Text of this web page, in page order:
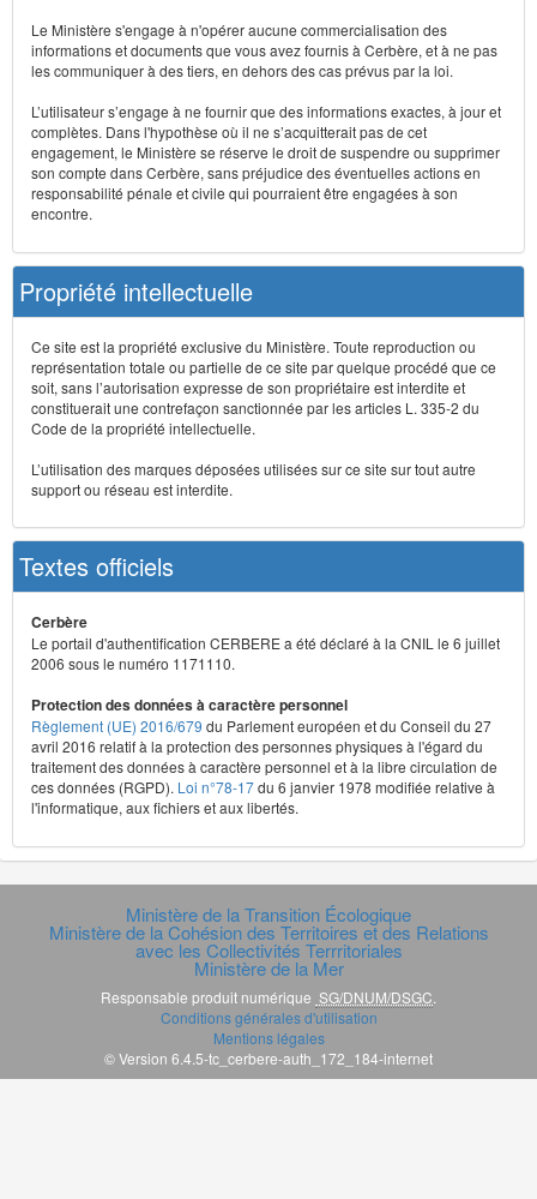
Le Ministère s'engage à n'opérer aucune commercialisation des
informations et documents que vous avez fournis à Cerbère, et à ne pas
les communiquer à des tiers, en dehors des cas prévus par la loi.
L’utilisateur s’engage à ne fournir que des informations exactes, à jour et
complètes. Dans l'hypothèse où il ne s’acquitterait pas de cet
engagement, le Ministère se réserve le droit de suspendre ou supprimer
son compte dans Cerbère, sans préjudice des éventuelles actions en
responsabilité pénale et civile qui pourraient être engagées à son
encontre.
Propriété intellectuelle
Ce site est la propriété exclusive du Ministère. Toute reproduction ou
représentation totale ou partielle de ce site par quelque procédé que ce
soit, sans l’autorisation expresse de son propriétaire est interdite et
constituerait une contrefaçon sanctionnée par les articles L. 335-2 du
Code de la propriété intellectuelle.
L’utilisation des marques déposées utilisées sur ce site sur tout autre
support ou réseau est interdite.
Textes officiels
Cerbère
Le portail d'authentification CERBERE a été déclaré à la CNIL le 6 juillet
2006 sous le numéro 1171110.
Protection des données à caractère personnel
Règlement (UE) 2016/679 du Parlement européen et du Conseil du 27
avril 2016 relatif à la protection des personnes physiques à l'égard du
traitement des données à caractère personnel et à la libre circulation de
ces données (RGPD). Loi n°78-17du 6 janvier 1978 modifiée relative à
l'informatique, aux fichiers et aux libertés.
Ministère de la Transition Écologique
Ministère de la Cohésion des Territoires et des Relations
avec les Collectivités Terrritoriales
Ministère de la Mer
Responsable produit numérique SG/DNUM/DSGC
Conditions générales d'utilisation
Mentions légales
© Version 6.4.5-tc_cerbere-auth_172_184-internet